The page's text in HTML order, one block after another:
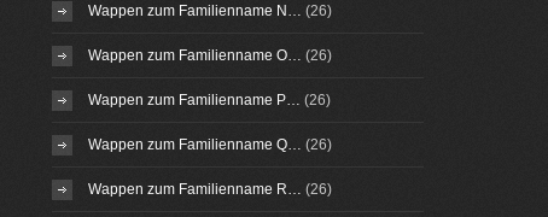
Wappen zum Familienname N… (26)
Wappen zum Familienname O… (26)
Wappen zum Familienname P… (26)
Wappen zum Familienname Q… (26)
Wappen zum Familienname R… (26)